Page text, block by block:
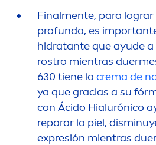
Finalmente, para
profunda, es
hidratante que ayude
rostro mientras
630 tiene la crema de
ya que gracias a su
con Ácido Hialurónico
reparar la piel,
expresión mientras